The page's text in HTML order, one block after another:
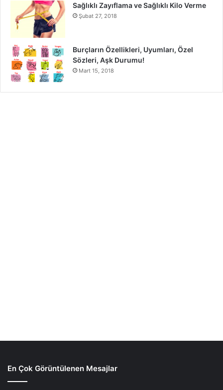
Sağlıklı Zayıflama ve Sağlıklı Kilo Verme
Şubat 27, 2018
Burçların Özellikleri, Uyumları, Özel
Sözleri, Aşk Durumu!
Mart 15, 2018
En Çok Görüntülenen Mesajlar